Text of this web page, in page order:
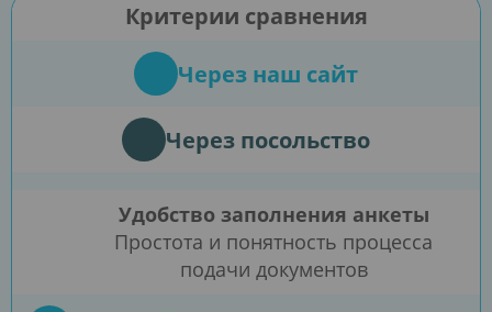
Критерии сравнения
Через наш сайт
Через посольство
Удобство заполнения анкеты
Простота и понятность процесса
подачи документов